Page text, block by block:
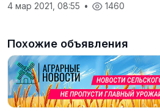
4 мар 2021, 08:55 • 1460
Похожие объявления